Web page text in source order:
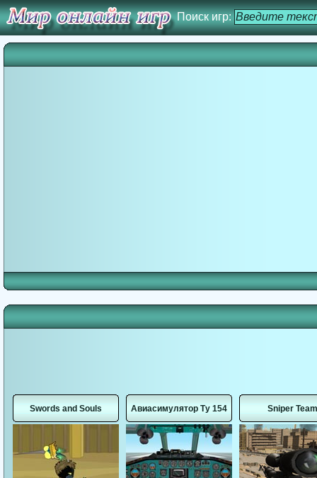
Поиск игр:
Swords and Souls Авиасимулятор Ту 154 Sniper Team